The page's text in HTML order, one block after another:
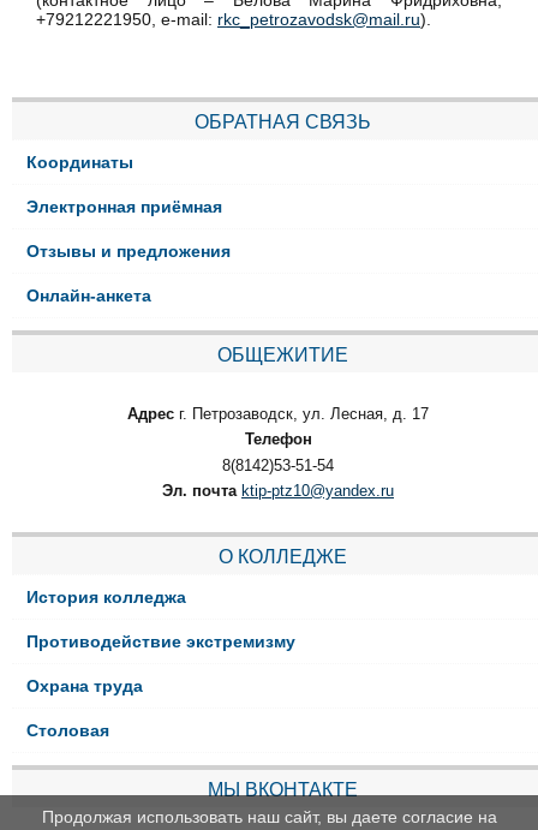
+79212221950, e-mail: rkc_petrozavodsk@mail.ru).
ОБРАТНАЯ СВЯЗЬ
Координаты
Электронная приёмная
Отзывы и предложения
Онлайн-анкета
ОБЩЕЖИТИЕ
Адрес г. Петрозаводск, ул. Лесная, д. 17
Телефон
8(8142)53-51-54
Эл. почта ktip-ptz10@yandex.ru
О КОЛЛЕДЖЕ
История колледжа
Противодействие экстремизму
Охрана труда
Столовая
МЫ ВКОНТАКТЕ
Продолжая использовать наш сайт, вы даете согласие на